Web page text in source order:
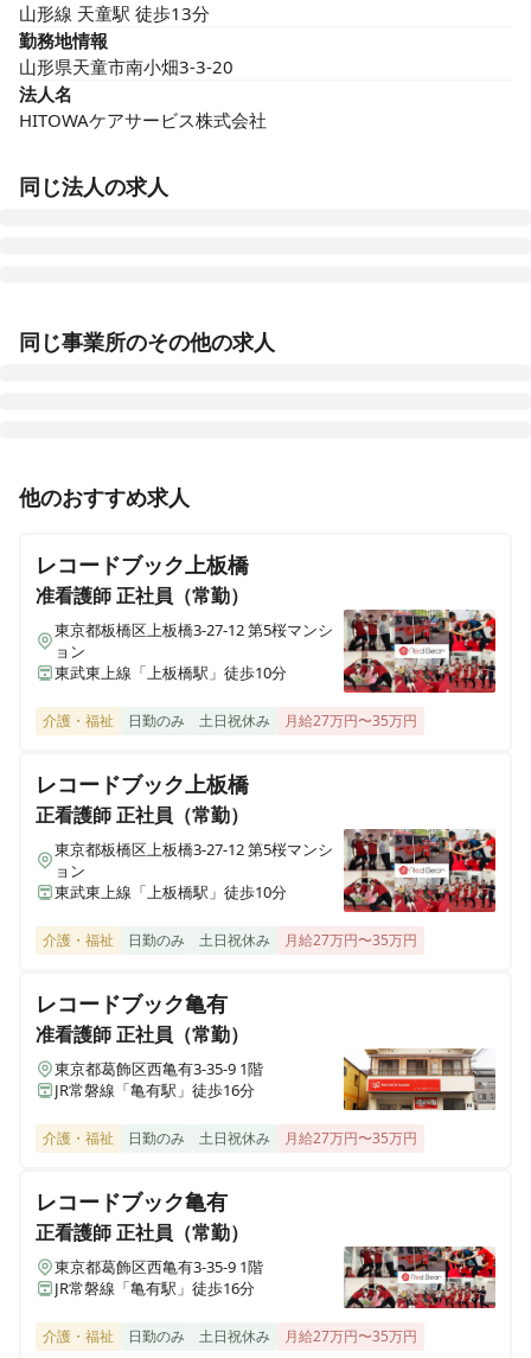
山形線 天童駅 徒歩13分
勤務地情報
山形県天童市南小畑3-3-20
法人名
HITOWAケアサービス株式会社
同じ法人の求人
愛知県名古屋市昭和区鶴舞二丁目1番3号-2
イリーゼ瑞穂汐路
イリーゼ岡谷
長野県岡谷市山下町1-1-37
イリーゼ仙台荒井西
イリーゼセントベル諏訪湖
長野県諏訪市大和1-5-5
同じ事業所のその他の求人
正看護師 正社員（常勤）
【天童市】★日勤のみ★施設内訪問看護
他のおすすめ求人
レコードブック上板橋
准看護師正社員（常勤）
東京都板橋区上板橋3-27-12 第5桜マンシ
ョン
東武東上線「上板橋駅」徒歩10分
介護・福祉 日勤のみ 土日祝休み 月給27万円〜35万円
レコードブック上板橋
正看護師正社員（常勤）
東京都板橋区上板橋3-27-12 第5桜マンシ
ョン
東武東上線「上板橋駅」徒歩10分
介護・福祉 日勤のみ 土日祝休み 月給27万円〜35万円
レコードブック亀有
准看護師正社員（常勤）
東京都葛飾区西亀有3-35-9 1階
JR常磐線「亀有駅」徒歩16分
介護・福祉 日勤のみ 土日祝休み 月給27万円〜35万円
レコードブック亀有
正看護師正社員（常勤）
東京都葛飾区西亀有3-35-9 1階
JR常磐線「亀有駅」徒歩16分
介護・福祉 日勤のみ 土日祝休み 月給27万円〜35万円